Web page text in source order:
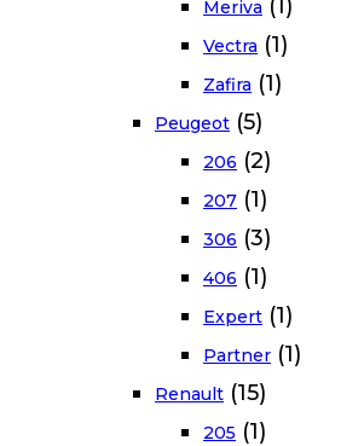
Meriva (1)
Vectra (1)
Zafira (1)
Peugeot (5)
206 (2)
207 (1)
306 (3)
406 (1)
Expert (1)
Partner (1)
Renault (15)
205 (1)